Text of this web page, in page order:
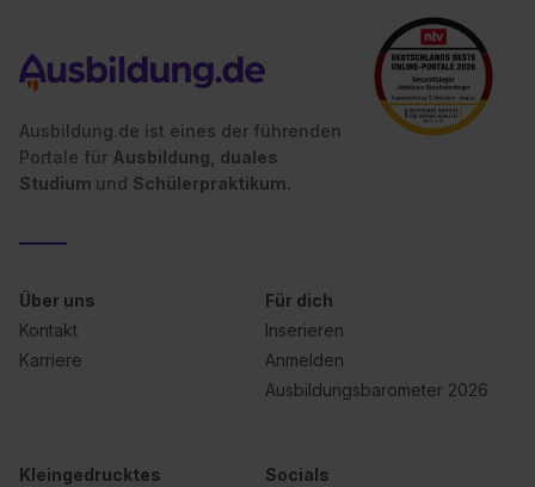
Ausbildung.de ist eines der führenden
Portale für Ausbildung, duales
Studium und Schülerpraktikum.
Über uns
Kontakt
Karriere
Für dich
Inserieren
Anmelden
Ausbildungsbarometer 2026
Kleingedrucktes Socials